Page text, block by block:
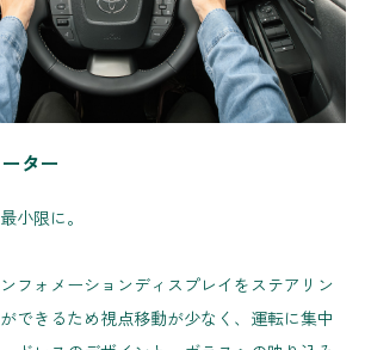
ター
小限に。
フォメーションディスプレイをステアリン
できるため視点移動が少なく、運転に集中